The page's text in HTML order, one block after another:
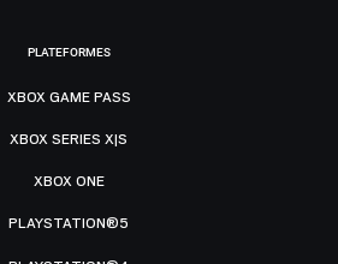
PLATEFORMES
XBOX GAME PASS
XBOX SERIES X|S
XBOX ONE
PLAYSTATION®5